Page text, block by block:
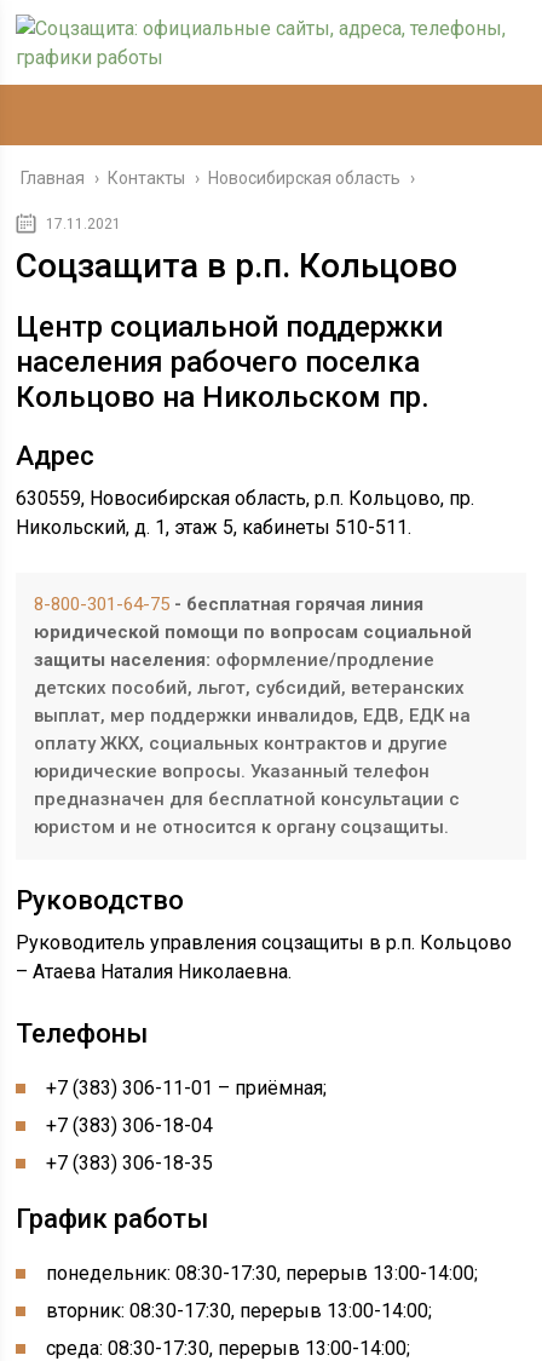
Главная › Контакты › Новосибирская область ›
17.11.2021
Соцзащита в р.п. Кольцово
Центр социальной поддержки
населения рабочего поселка
Кольцово на Никольском пр.
Адрес
630559, Новосибирская область, р.п. Кольцово, пр.
Никольский, д. 1, этаж 5, кабинеты 510-511.
8-800-301-64-75 - бесплатная горячая линия
юридической помощи по вопросам социальной
защиты населения: оформление/продление
детских пособий, льгот, субсидий, ветеранских
выплат, мер поддержки инвалидов, ЕДВ, ЕДК на
оплату ЖКХ, социальных контрактов и другие
юридические вопросы. Указанный телефон
предназначен для бесплатной консультации с
юристом и не относится к органу соцзащиты.
Руководство
Руководитель управления соцзащиты в р.п. Кольцово
– Атаева Наталия Николаевна.
Телефоны
+7 (383) 306-11-01 – приёмная;
+7 (383) 306-18-04
+7 (383) 306-18-35
График работы
понедельник: 08:30-17:30, перерыв 13:00-14:00;
вторник: 08:30-17:30, перерыв 13:00-14:00;
среда: 08:30-17:30, перерыв 13:00-14:00;